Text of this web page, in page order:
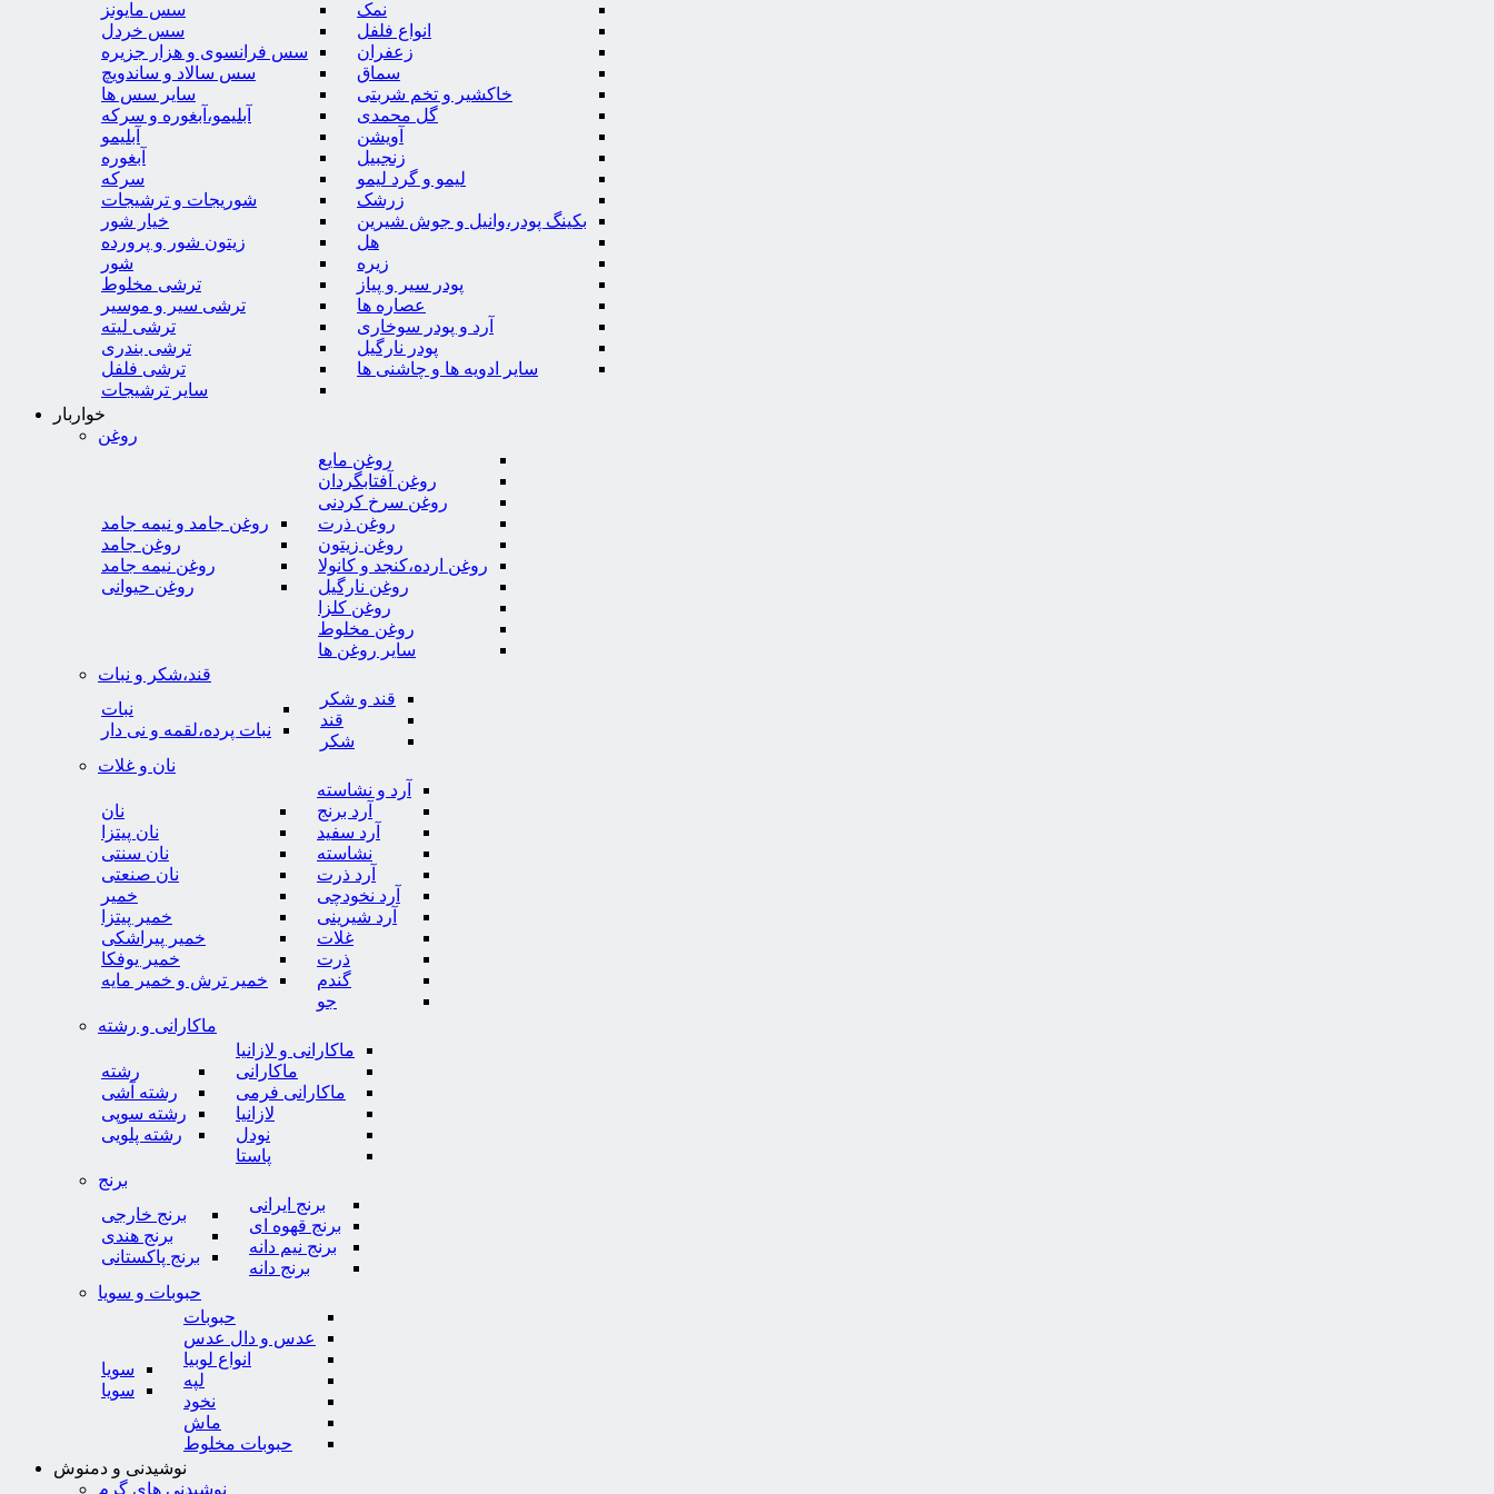
نمک
انواع فلفل
زعفران
سماق
خاکشیر و تخم شربتی
گل محمدی
آویشن
زنجبیل
لیمو و گرد لیمو
زرشک
بکینگ پودر،وانیل و جوش شیرین
هل
زیره
پودر سیر و پیاز
عصاره ها
آرد و پودر سوخاری
پودر نارگیل
سایر ادویه ها و چاشنی ها
سس مایونز
سس خردل
سس فرانسوی و هزار جزیره
سس سالاد و ساندویچ
سایر سس ها
آبلیمو،آبغوره و سرکه
آبلیمو
آبغوره
سرکه
شوریجات و ترشیجات
خیار شور
زیتون شور و پرورده
شور
ترشی مخلوط
ترشی سیر و موسیر
ترشی لیته
ترشی بندری
ترشی فلفل
سایر ترشیجات
خواربار
روغن
روغن مایع
روغن آفتابگردان
روغن سرخ کردنی
روغن ذرت
روغن زیتون
روغن ارده،کنجد و کانولا
روغن نارگیل
روغن کلزا
روغن مخلوط
سایر روغن ها
روغن جامد و نیمه جامد
روغن جامد
روغن نیمه جامد
روغن حیوانی
قند،شکر و نبات
قند و شکر
قند
شکر
نبات
نبات پرده،لقمه و نی دار
نان و غلات
آرد و نشاسته
آرد برنج
آرد سفید
نشاسته
آرد ذرت
آرد نخودچی
آرد شیرینی
غلات
ذرت
گندم
جو
نان
نان پیتزا
نان سنتی
نان صنعتی
خمیر
خمیر پیتزا
خمیر پیراشکی
خمیر یوفکا
خمیر ترش و خمیر مایه
ماکارانی و رشته
ماکارانی و لازانیا
ماکارانی
ماکارانی فرمی
لازانیا
نودل
پاستا
رشته
رشته آشی
رشته سوپی
رشته پلویی
برنج
برنج ایرانی
برنج قهوه ای
برنج نیم دانه
برنج دانه
برنج خارجی
برنج هندی
برنج پاکستانی
حبوبات و سویا
حبوبات
عدس و دال عدس
انواع لوبیا
لپه
نخود
ماش
حبوبات مخلوط
سویا
سویا
نوشیدنی و دمنوش
نوشیدنی های گرم